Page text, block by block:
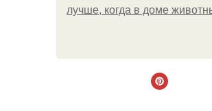
лучше, когда в доме